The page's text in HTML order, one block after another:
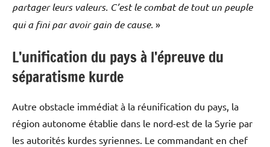
partager leurs valeurs. C’est le combat de tout un peuple
qui a fini par avoir gain de cause. »
L’unification du pays à l’épreuve du
séparatisme kurde
Autre obstacle immédiat à la réunification du pays, la
région autonome établie dans le nord-est de la Syrie par
les autorités kurdes syriennes. Le commandant en chef